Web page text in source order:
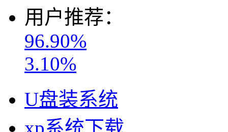
用户推荐：
96.90%
3.10%
U盘装系统
xp系统下载